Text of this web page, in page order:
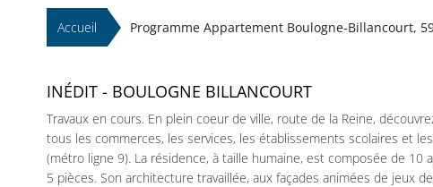
Accueil Programme Appartement Boulogne-Billancourt,
INÉDIT - BOULOGNE BILLANCOURT
Travaux en cours. En plein coeur de ville, route de la Reine,
tous les commerces, les services, les établissements scolaires et
(métro ligne 9). La résidence, à taille humaine, est composée de
5 pièces. Son architecture travaillée, aux façades animées de jeux